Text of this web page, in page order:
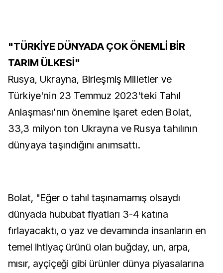
"TÜRKİYE DÜNYADA ÇOK ÖNEMLİ BİR
TARIM ÜLKESİ"
Rusya, Ukrayna, Birleşmiş Milletler ve
Türkiye'nin 23 Temmuz 2023'teki Tahıl
Anlaşması'nın önemine işaret eden Bolat,
33,3 milyon ton Ukrayna ve Rusya tahılının
dünyaya taşındığını anımsattı.
Bolat, "Eğer o tahıl taşınamamış olsaydı
dünyada hububat fiyatları 3-4 katına
fırlayacaktı, o yaz ve devamında insanların en
temel ihtiyaç ürünü olan buğday, un, arpa,
mısır, ayçiçeği gibi ürünler dünya piyasalarına